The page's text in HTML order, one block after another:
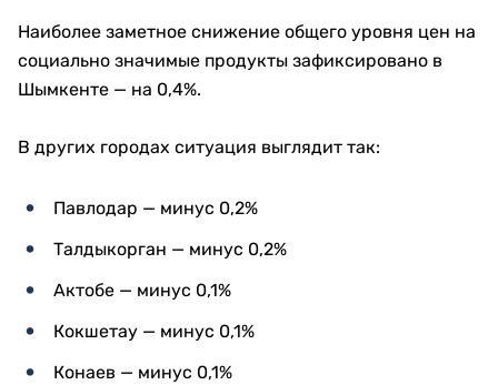
Наиболее заметное снижение общего уровня цен на
социально значимые продукты зафиксировано в
Шымкенте — на 0,4%.
В других городах ситуация выглядит так:
Павлодар — минус 0,2%
Талдыкорган — минус 0,2%
Актобе — минус 0,1%
Кокшетау — минус 0,1%
Конаев — минус 0,1%